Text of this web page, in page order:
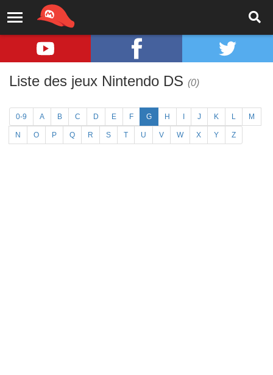
Liste des jeux Nintendo DS (0)
0-9 A B C D E F G H J K L M
N O P Q R S T U V W X Y Z